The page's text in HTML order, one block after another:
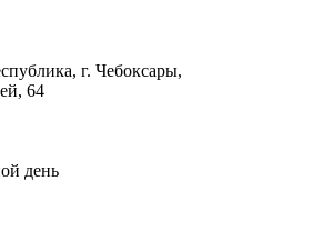
г. Чебоксары,
64
день